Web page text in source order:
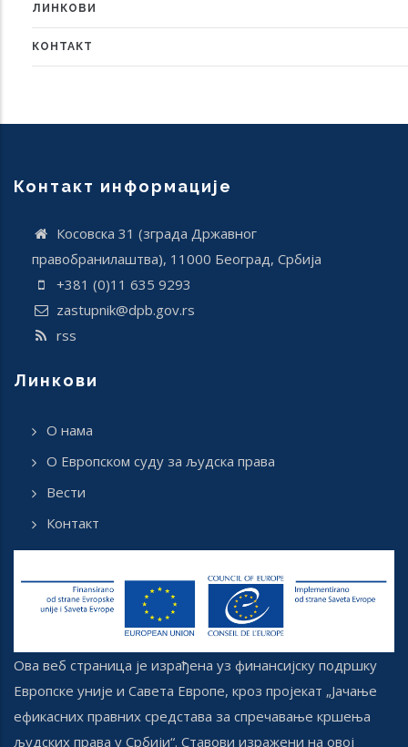
ЛИНКОВИ
КОНТАКТ
Контакт информације
Косовска 31 (зграда Државног
правобранилаштва), 11000 Београд, Србија
+381 (0)11 635 9293
zastupnik@dpb.gov.rs
rss
Линкови
О нама
О Европском суду за људска права
Вести
Контакт
Ова веб страница је израђена уз финансијску подршку
Европске уније и Савета Европе, кроз пројекат „Јачање
ефикасних правних средстава за спречавање кршења
људских права у Србији“. Ставови изражени на овој